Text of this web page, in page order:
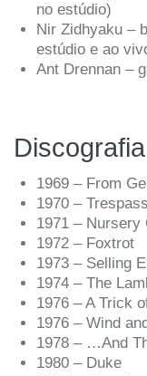
no estúdio)
Nir Zidhyaku –
estúdio e ao
Ant Drennan –
Discografia
1969 – From
1970 – Trespass
1971 – Nursery
1972 – Foxtrot
1973 – Selling
1974 – The
1976 – A Trick
1976 – Wind
1978 – …And
1980 – Duke